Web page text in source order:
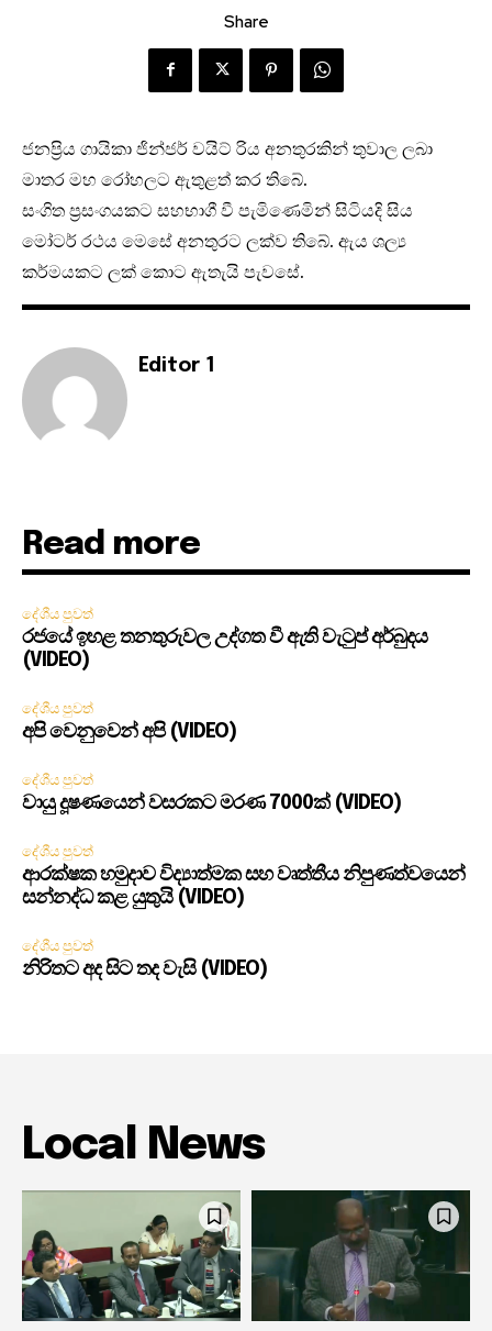
Share
ජනප්‍රිය ගායිකා ජින්ජර් වයිට් රිය අනතුරකින් තුවාල ලබා
මාතර මහ රෝහලට ඇතුළත් කර තිබේ.
සංගිත ප්‍රසංගයකට සහභාගී වී පැමිණෙමින් සිටියදි සිය
මෝටර් රථය මෙසේ අනතුරට ලක්ව තිබේ. ඇය ශල්‍ය
කර්මයකට ලක් කොට ඇතැයි පැවසේ.
Editor 1
Read more
දේශීය පුවත්
රජයේ ඉහළ තනතුරුවල උද්ගත වී ඇති වැටුප් අර්බුදය
(VIDEO)
දේශීය පුවත්
අපි වෙනුවෙන් අපි (VIDEO)
දේශීය පුවත්
වායු දූෂණයෙන් වසරකට මරණ 7000ක් (VIDEO)
දේශීය පුවත්
ආරක්ෂක හමුදාව විද්‍යාත්මක සහ වෘත්තීය නිපුණත්වයෙන්
සන්නද්ධ කළ යුතුයි (VIDEO)
දේශීය පුවත්
නිරිතට අද සිට තද වැසි (VIDEO)
Local News